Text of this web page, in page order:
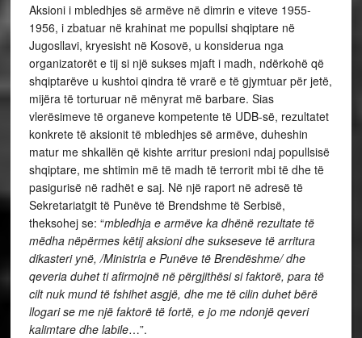
Aksioni i mbledhjes së armëve në dimrin e viteve 1955-
1956, i zbatuar në krahinat me popullsi shqiptare në
Jugosllavi, kryesisht në Kosovë, u konsiderua nga
organizatorët e tij si një sukses mjaft i madh, ndërkohë që
shqiptarëve u kushtoi qindra të vrarë e të gjymtuar për jetë,
mijëra të torturuar në mënyrat më barbare. Sias
vlerësimeve të organeve kompetente të UDB-së, rezultatet
konkrete të aksionit të mbledhjes së armëve, duheshin
matur me shkallën që kishte arritur presioni ndaj popullsisë
shqiptare, me shtimin më të madh të terrorit mbi të dhe të
pasigurisë në radhët e saj. Në një raport në adresë të
Sekretariatgit të Punëve të Brendshme të Serbisë,
theksohej se: “mbledhja e armëve ka dhënë rezultate të
mëdha nëpërmes këtij aksioni dhe sukseseve të arritura
dikasteri ynë, /Ministria e Punëve të Brendëshme/ dhe
qeveria duhet ti afirmojnë në përgjithësi si faktorë, para të
cilt nuk mund të fshihet asgjë, dhe me të cilin duhet bërë
llogari se me një faktorë të fortë, e jo me ndonjë qeveri
kalimtare dhe labile…”.